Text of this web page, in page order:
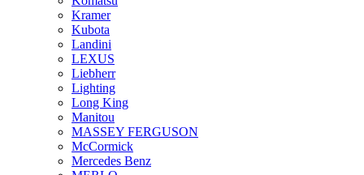
Kramer
Kubota
Landini
LEXUS
Liebherr
Lighting
Long King
Manitou
MASSEY FERGUSON
McCormick
Mercedes Benz